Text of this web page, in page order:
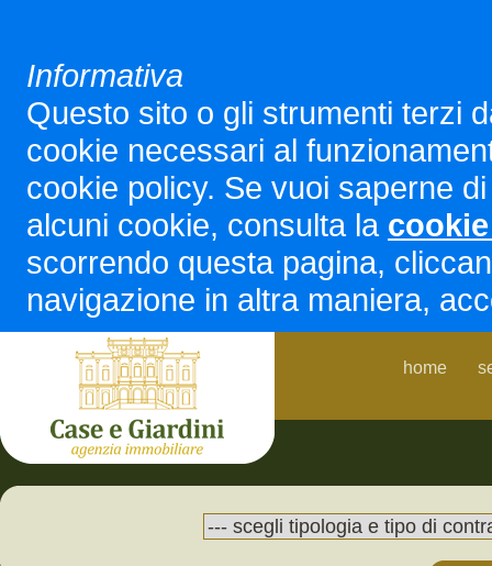
Informativa
Questo sito o gli strumenti terzi
cookie necessari al
cookie policy. Se vuoi saperne
alcuni cookie, consulta la
scorrendo questa pagina,
navigazione in altra maniera,
home